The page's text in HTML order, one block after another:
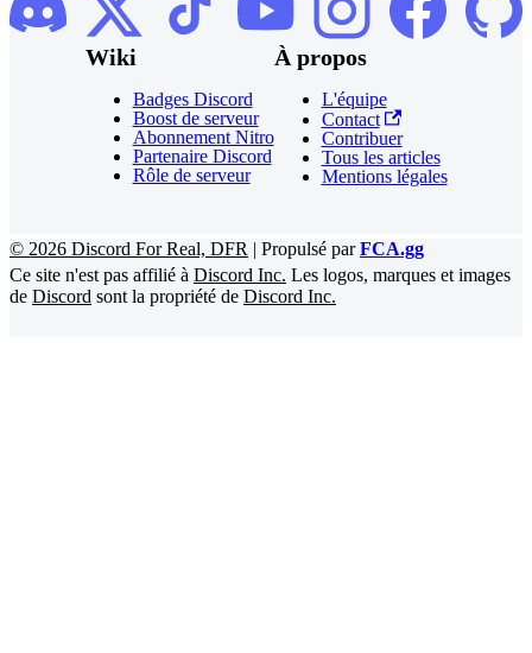
Wiki
Badges Discord
Boost de serveur
Abonnement Nitro
Partenaire Discord
Rôle de serveur
À propos
L'équipe
Contact
Contribuer
Tous les articles
Mentions légales
© 2026 Discord For Real, DFR | Propulsé par FCA.gg
Ce site n'est pas affilié à Discord Inc. Les logos, marques et images
de Discord sont la propriété de Discord Inc.